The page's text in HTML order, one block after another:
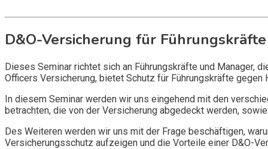
D&O-Versicherung für
Dieses Seminar richtet sich an Führungskräfte und Manager,
Officers Versicherung, bietet Schutz für Führungskräfte
In diesem Seminar werden wir uns eingehend mit den
betrachten, die von der Versicherung abgedeckt werden,
Des Weiteren werden wir uns mit der Frage beschäftigen,
Versicherungsschutz aufzeigen und die Vorteile einer D&O-